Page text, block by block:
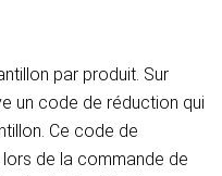
par produit. Sur
un code de réduction qui
Ce code de
de la commande de